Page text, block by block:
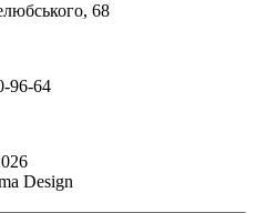
68
96-64
Design